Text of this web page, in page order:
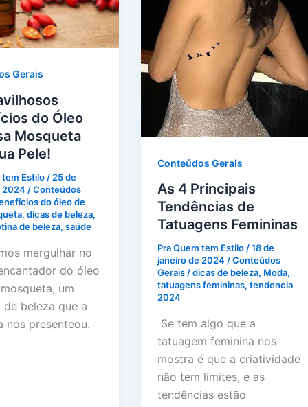
Gerais
do Óleo
Mosqueta
Pele!
tem Estilo / 25 de
2024 /Conteúdos
do óleo de
, dicas de beleza,
de beleza, saúde
mergulhar no
do óleo
um
de beleza que a
nos presenteou.
Conteúdos Gerais
As 4 Principais
Tendências de
Tatuagens Femininas
Pra Quem tem Estilo/18 de
janeiro de 2024/Conteúdos
Gerais/dicas de beleza, Moda,
tatuagens femininas,tendencia
2024
Se tem algo que a
tatuagem feminina nos
mostra é que a criatividade
não tem limites, e as
tendências estão